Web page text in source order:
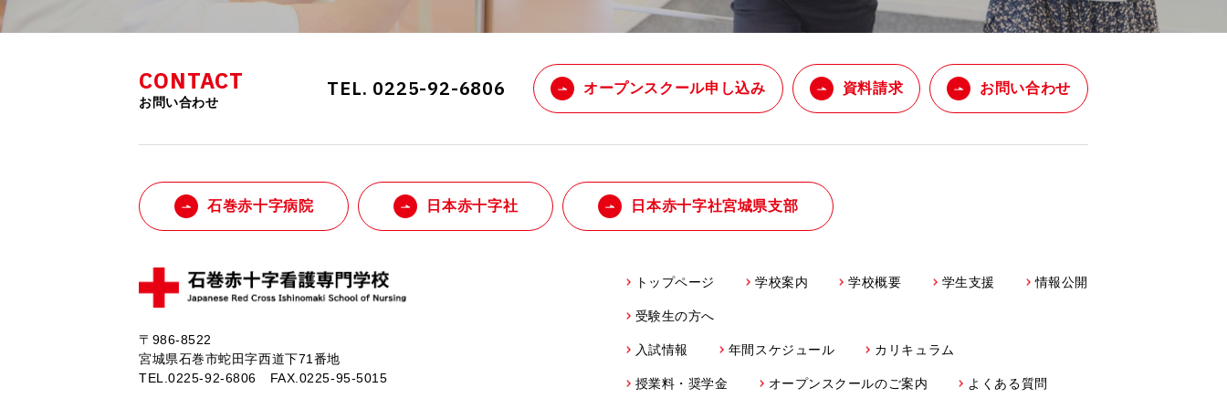
CONTACT
お問い合わせ
TEL. 0225-92-6806 オープンスクール申し込み 資料請求 お問い合わせ
石巻赤十字病院 日本赤十字社 日本赤十字社宮城県支部
〒986-8522
宮城県石巻市蛇田字西道下71番地
TEL.0225-92-6806 FAX.0225-95-5015
トップページ 学校案内 学校概要 学生支援 情報公開
受験生の方へ
入試情報 年間スケジュール カリキュラム
授業料・奨学金 オープンスクールのご案内 よくある質問